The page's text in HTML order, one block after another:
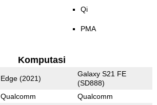
Qi
PMA
Komputasi
Edge (2021)
Galaxy S21 FE
(SD888)
Qualcomm Qualcomm